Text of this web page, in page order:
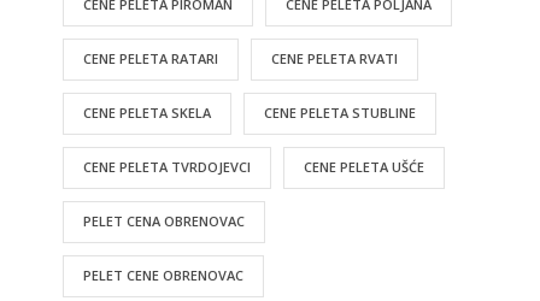
CENE PELETA PIROMAN CENE PELETA POLJANA
CENE PELETA RATARI CENE PELETA RVATI
CENE PELETA SKELA CENE PELETA STUBLINE
CENE PELETA TVRDOJEVCI CENE PELETA UŠĆE
PELET CENA OBRENOVAC
PELET CENE OBRENOVAC